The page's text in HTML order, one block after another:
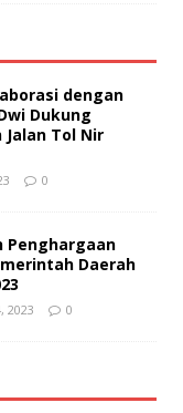
dengan
Dukung
Jalan Tol Nir
0
Penghargaan
Daerah
2023 0